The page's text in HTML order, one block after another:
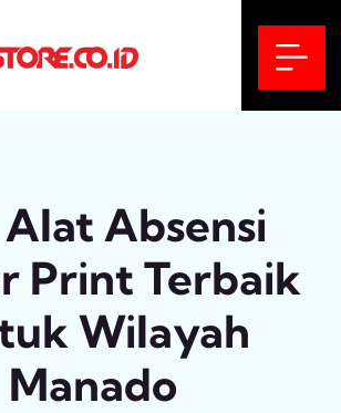
Alat Absensi
Print Terbaik
Wilayah
Manado